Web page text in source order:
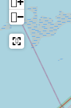
−